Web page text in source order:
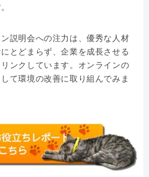
説明会への注力は、優秀な人材
とどまらず、企業を成長させる
ンクしています。オンラインの
て環境の改善に取り組んでみま